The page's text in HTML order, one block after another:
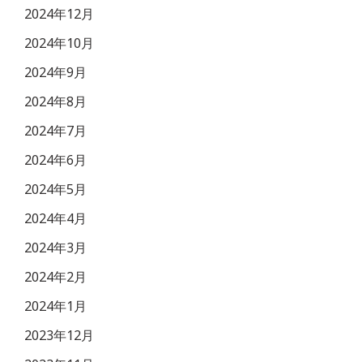
2024年12月
2024年10月
2024年9月
2024年8月
2024年7月
2024年6月
2024年5月
2024年4月
2024年3月
2024年2月
2024年1月
2023年12月